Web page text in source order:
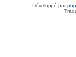
Développé par